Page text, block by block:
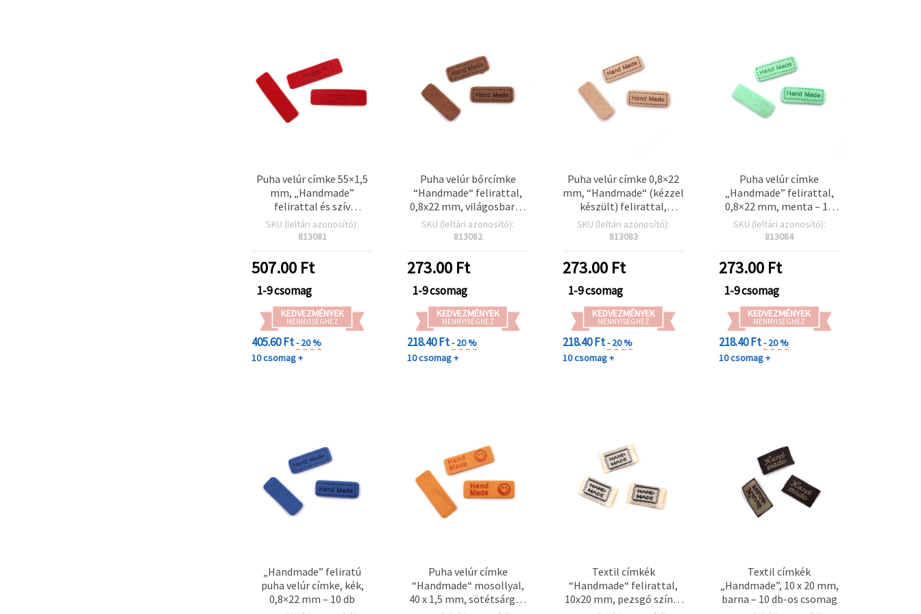
Puha velúr címke 55×1,5
mm, „Handmade”
felirattal és szív
motívummal, piros – 10
db
SKU (leltári azonosító):
813081
507.00 Ft
1-9 csomag
KEDVEZMÉNYEK
MENNYISÉGHEZ
405.60 Ft- 20 %
10 csomag +
Puha velúr bőrcímke
“Handmade“ felirattal,
0,8x22 mm, világosbarna
- 10 db
SKU (leltári azonosító):
813082
273.00 Ft
1-9 csomag
KEDVEZMÉNYEK
MENNYISÉGHEZ
218.40 Ft- 20 %
10 csomag +
Puha velúr címke 0,8×22
mm, “Handmade“ (kézzel
készült) felirattal,
világos bézs – 10 db
SKU (leltári azonosító):
813083
273.00 Ft
1-9 csomag
KEDVEZMÉNYEK
MENNYISÉGHEZ
218.40 Ft- 20 %
10 csomag +
Puha velúr címke
„Handmade” felirattal,
0,8×22 mm, menta – 10
db
SKU (leltári azonosító):
813084
273.00Ft
1-9 csomag
KEDVEZMÉNYEK
MENNYISÉGHEZ
218.40 Ft- 20 %
10 csomag +
„Handmade” feliratú
puha velúr címke, kék,
0,8×22 mm – 10 db
Puha velúr címke
“Handmade“ mosollyal,
40 x 1,5 mm, sötétsárga -
Textil címkék
“Handmade“ felirattal,
10x20 mm, pezsgő színű,
Textil címkék
„Handmade”, 10 x 20 mm,
barna – 10 db-os csomag